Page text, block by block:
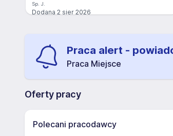
Dodana 2 sier 2026
Praca alert -
Praca Miejsce
Oferty pracy
Polecani pracodawcy